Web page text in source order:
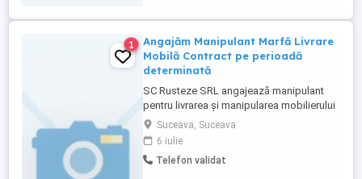
1
Angajăm Manipulant Marfă Livrare
Mobilă Contract pe perioadă
determinată
SC Rusteze SRL angajează manipulant
pentru livrarea și manipularea mobilierului
la domiciliul clienților, pe perioadă
determinată de 3 luni. Cerințe:
Disponibilitate pentru efort fizic;
Seriozitate și punctualitate; Capacitate de
Suceava, Suceava
6 iulie
Telefon validat